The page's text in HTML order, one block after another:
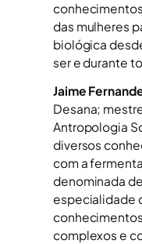
das mulheres
biológica
ser e durante
Jaime
Desana;
Antropologia
diversos
com a
denominada de
especialidade
complexos e